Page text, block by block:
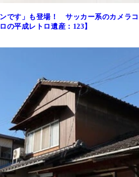
です」も登場！ サッカー系のカメラコ
の平成レトロ遺産：123】